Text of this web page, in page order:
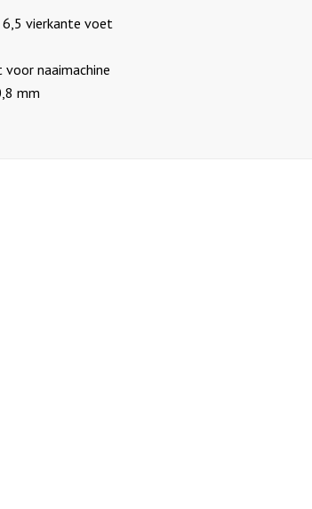
vierkante voet
voor naaimachine
mm